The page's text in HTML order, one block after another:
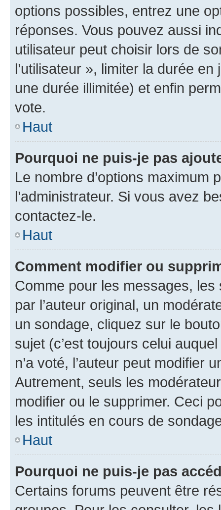
options possibles, entrez une
réponses. Vous pouvez aussi
utilisateur peut choisir lors de
l’utilisateur », limiter la durée
une durée illimitée) et enfin
vote.
Haut
Pourquoi ne puis-je pas
Le nombre d’options maximum
l’administrateur. Si vous avez
contactez-le.
Haut
Comment modifier ou
Comme pour les messages,
par l’auteur original, un
un sondage, cliquez sur le
sujet (c’est toujours celui
n’a voté, l’auteur peut modifier
Autrement, seuls les
modifier ou le supprimer. Ceci
les intitulés en cours de
Haut
Pourquoi ne puis-je pas
Certains forums peuvent être